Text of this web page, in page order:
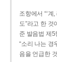
조항에서 “‘계
도”라고 한 것
준 발음법 제
“소리 나는 경
음을 언급한